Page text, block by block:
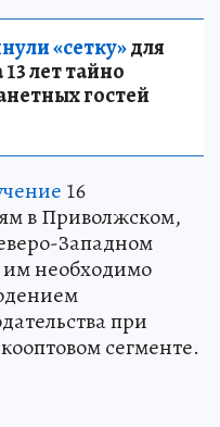
«сетку»для
лет тайно
гостей
16
в Приволжском,
Западном
им необходимо
при
сегменте.